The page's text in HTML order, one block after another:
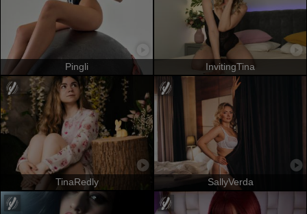
Pingli InvitingTina
TinaRedly SallyVerda